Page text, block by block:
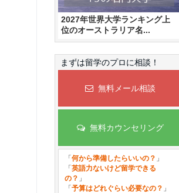
2027年世界大学ランキング上
位のオーストラリア名...
まずは留学のプロに相談！
無料メール相談
無料カウンセリング
「 何から準備したらいいの？ 」
「 英語力ないけど留学できる
の？ 」
「 予算はどれぐらい必要なの？ 」